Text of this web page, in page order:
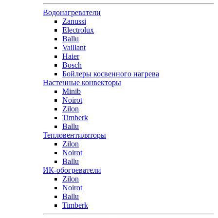
Водонагреватели
Zanussi
Electrolux
Ballu
Vaillant
Haier
Bosch
Бойлеры косвенного нагрева
Настенные конвекторы
Minib
Noirot
Zilon
Timberk
Ballu
Тепловентиляторы
Zilon
Noirot
Ballu
ИК-обогреватели
Zilon
Noirot
Ballu
Timberk